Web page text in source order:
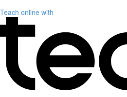
Teach online with